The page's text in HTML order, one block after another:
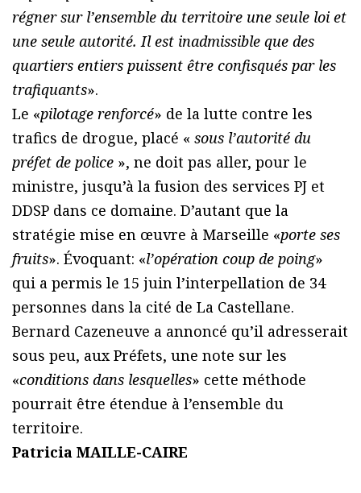
régner sur l’ensemble du territoire une seule loi et
une seule autorité. Il est inadmissible que des
quartiers entiers puissent être confisqués par les
trafiquants».
Le «pilotage renforcé» de la lutte contre les
trafics de drogue, placé « sous l’autorité du
préfet de police », ne doit pas aller, pour le
ministre, jusqu’à la fusion des services PJ et
DDSP dans ce domaine. D’autant que la
stratégie mise en œuvre à Marseille «porte ses
fruits». Évoquant: «l’opération coup de poing»
qui a permis le 15 juin l’interpellation de 34
personnes dans la cité de La Castellane.
Bernard Cazeneuve a annoncé qu’il adresserait
sous peu, aux Préfets, une note sur les
«conditions dans lesquelles» cette méthode
pourrait être étendue à l’ensemble du
territoire.
Patricia MAILLE-CAIRE